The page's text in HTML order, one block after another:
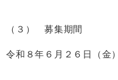
（３） 募集期間
令和８年６月２６日（金